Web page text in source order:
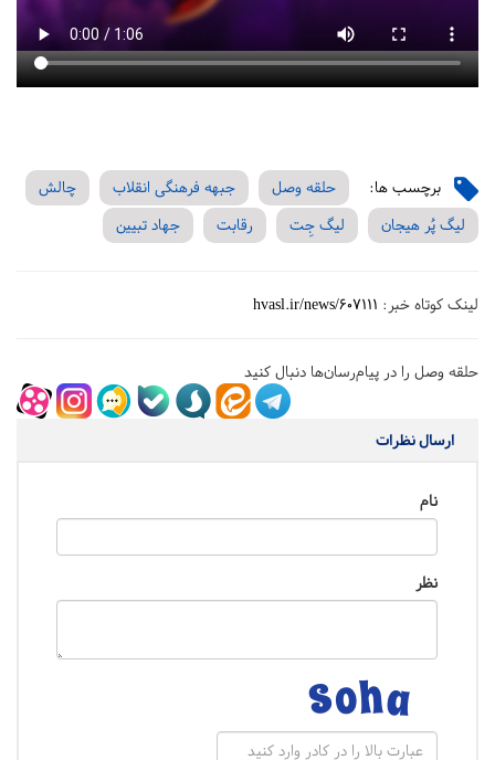
برچسب ها: حلقه وصل جبهه فرهنگی انقلاب
چالش‌
لیگ پُر هیجان
لیگ جِت رقابت جهاد تبیین
لینک کوتاه خبر: hvasl.ir/news/607111
حلقه وصل را در پیام‌رسان‌ها دنبال کنید
ارسال نظرات
نام
نظر